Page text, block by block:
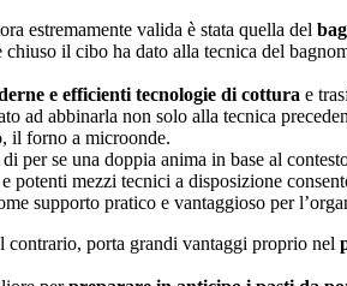
estremamente valida è stata quella del
il cibo ha dato alla tecnica del
e efficienti tecnologie di cottura e
ad abbinarla non solo alla tecnica
il forno a microonde.
per se una doppia anima in base al
potenti mezzi tecnici a disposizione
supporto pratico e vantaggioso per
contrario, porta grandi vantaggi proprio nel